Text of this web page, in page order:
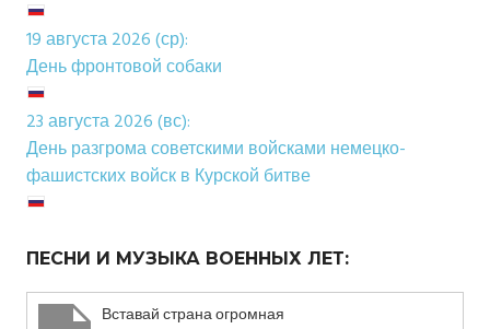
19 августа 2026 (ср):
День фронтовой собаки
23 августа 2026 (вс):
День разгрома советскими войсками немецко-
фашистских войск в Курской битве
ПЕСНИ И МУЗЫКА ВОЕННЫХ ЛЕТ:
Вставай страна огромная